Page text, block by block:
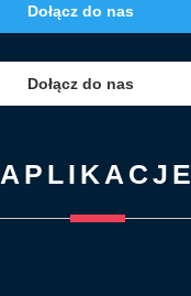
Dołącz do nas
Dołącz do nas
APLIKACJE